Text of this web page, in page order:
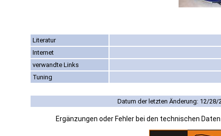
Literatur
Internet
verwandte Links
Tuning
Datum der letzten Änderung: 12/28/
Ergänzungen oder Fehler bei den technischen